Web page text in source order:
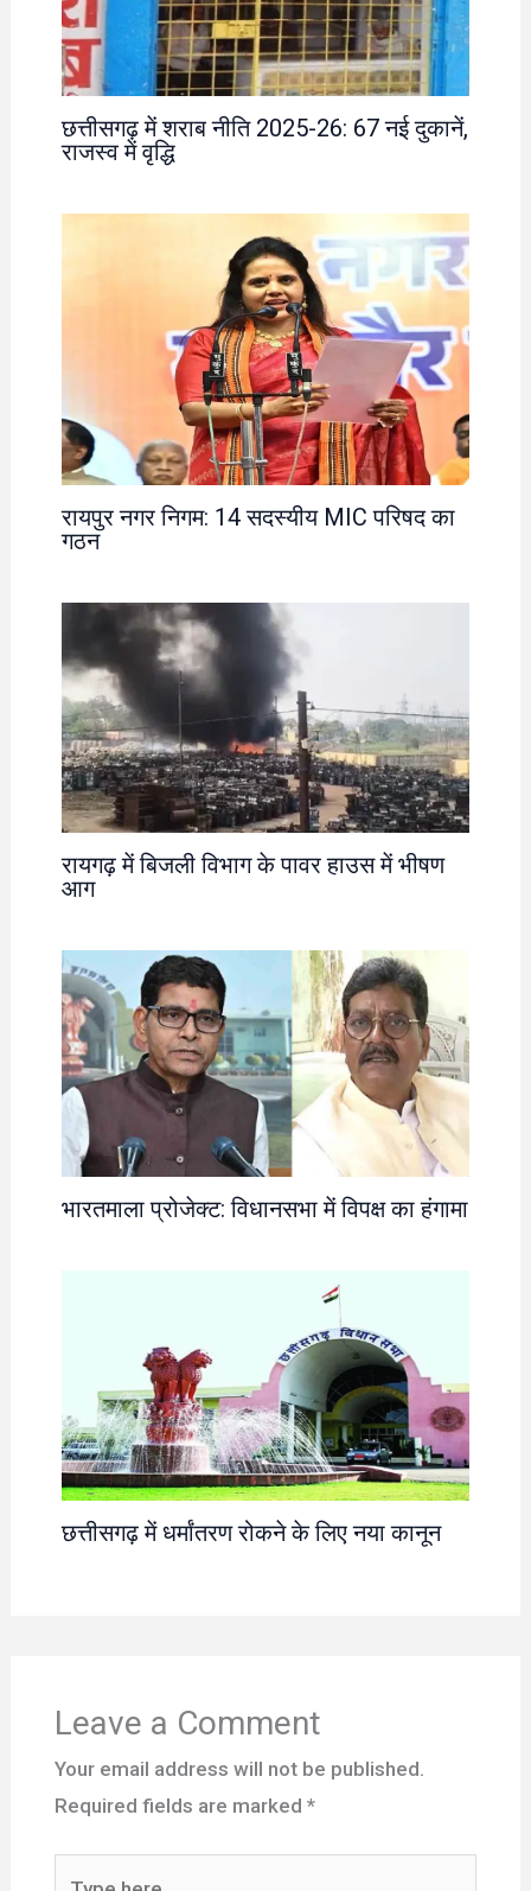
छत्तीसगढ़ में शराब नीति 2025-26: 67 नई दुकानें,
राजस्व में वृद्धि
रायपुर नगर निगम: 14 सदस्यीय MIC परिषद का
गठन
रायगढ़ में बिजली विभाग के पावर हाउस में भीषण
आग
भारतमाला प्रोजेक्ट: विधानसभा में विपक्ष का हंगामा
छत्तीसगढ़ में धर्मांतरण रोकने के लिए नया कानून
Leave a Comment
Your email address will not be published.
Required fields are marked *